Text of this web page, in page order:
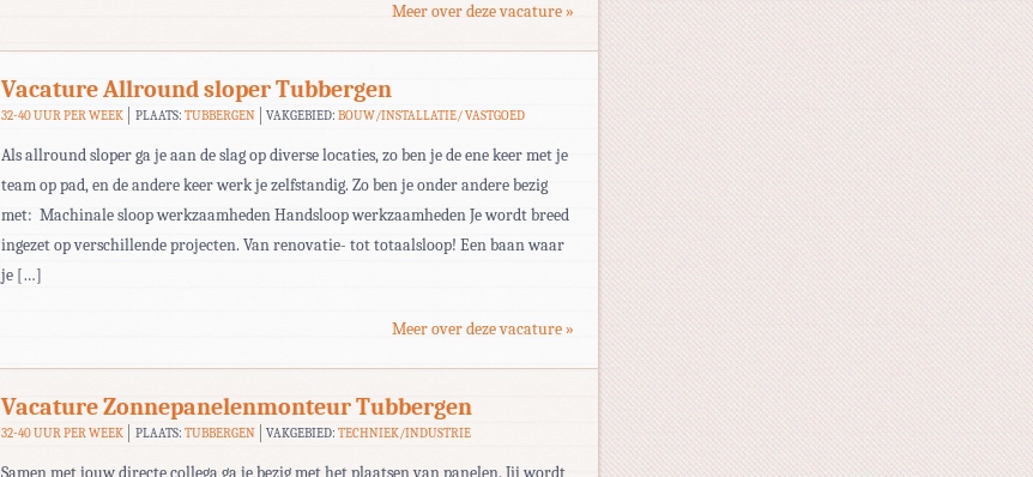
Meer over deze vacature »
Vacature Allround sloper Tubbergen
32-40 UUR PER WEEK PLAATS: TUBBERGEN VAKGEBIED:BOUW/INSTALLATIE/ VASTGOED
Als allround sloper ga je aan de slag op diverse locaties, zo ben je de ene keer met je
team op pad, en de andere keer werk je zelfstandig. Zo ben je onder andere bezig
met: Machinale sloop werkzaamheden Handsloop werkzaamheden Je wordt breed
ingezet op verschillende projecten. Van renovatie- tot totaalsloop! Een baan waar
je […]
Meer over deze vacature »
Vacature Zonnepanelenmonteur Tubbergen
32-40 UUR PER WEEK PLAATS: TUBBERGEN VAKGEBIED:TECHNIEK/INDUSTRIE
Samen met jouw directe collega ga je bezig met het plaatsen van panelen. Jij wordt